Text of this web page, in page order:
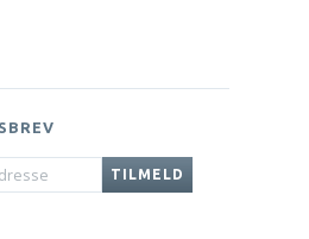
TILMELD